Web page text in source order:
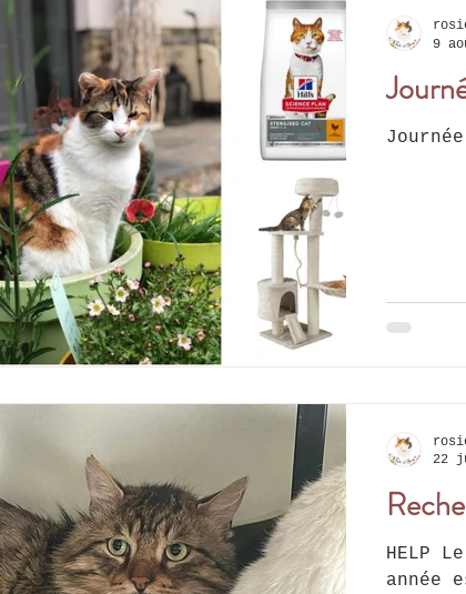
9
HELP Le refrain devient redondant : cette
année
22